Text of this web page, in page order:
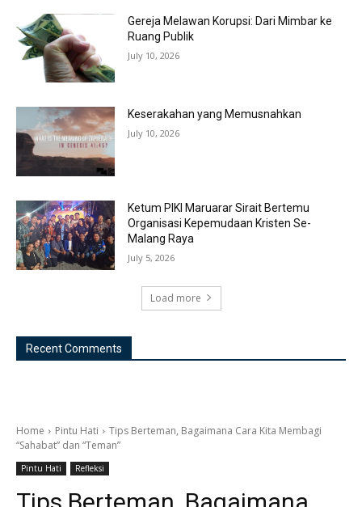
Gereja Melawan Korupsi: Dari Mimbar ke
Ruang Publik
July 10, 2026
Keserakahan yang Memusnahkan
July 10, 2026
Ketum PIKI Maruarar Sirait Bertemu
Organisasi Kepemudaan Kristen Se-
Malang Raya
July 5, 2026
Load more
Recent Comments